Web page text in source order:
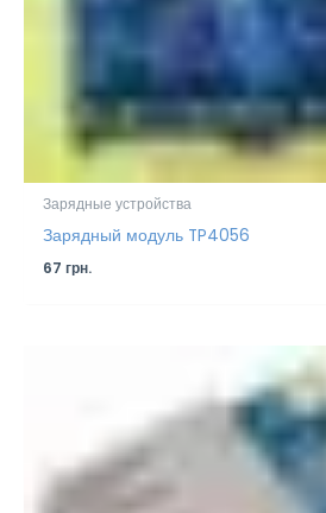
Зарядные устройства
Зарядный модуль TP4056
67грн.